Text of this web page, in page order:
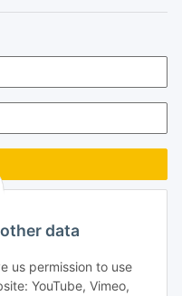
data
us permission to use
YouTube, Vimeo,